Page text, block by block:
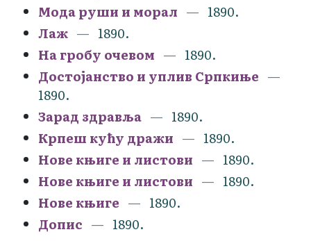
Мода руши и морал
1890.
Лаж
1890.
На гробу очевом
1890.
Достојанство и уплив Српкиње
1890.
Зарад здравља
1890.
Крпеш кућу дражи
1890.
Нове књиге и листови
1890.
Нове књиге и листови
1890.
Нове књиге
1890.
Допис
1890.